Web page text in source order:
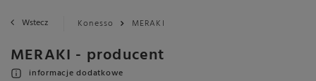
Wstecz Konesso MERAKI
MERAKI - producent
informacje dodatkowe